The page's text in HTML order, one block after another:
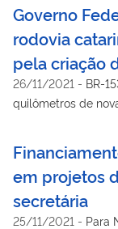
Governo
rodovia
pela criação
26/11/2021 - BR-
quilômetros de
em projetos
secretária
25/11/2021 - Para